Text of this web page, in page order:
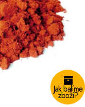
Jak balíme
zboží?